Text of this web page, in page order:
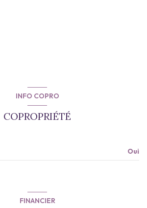
INFO COPRO
COPROPRIÉTÉ
Oui
FINANCIER